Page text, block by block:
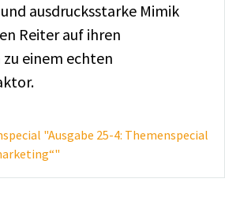
ausdrucksstarke Mimik
Reiter auf ihren
einem echten
"Ausgabe 25-4: Themenspecial